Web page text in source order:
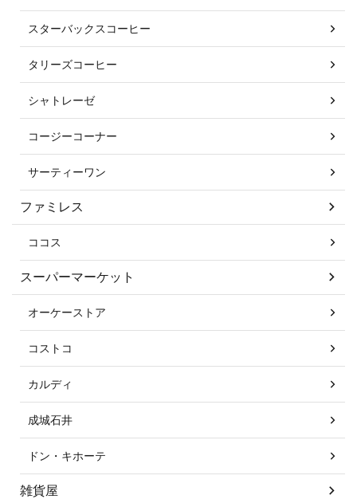
スターバックスコーヒー
タリーズコーヒー
シャトレーゼ
コージーコーナー
サーティーワン
ファミレス
ココス
スーパーマーケット
オーケーストア
コストコ
カルディ
成城石井
ドン・キホーテ
雑貨屋